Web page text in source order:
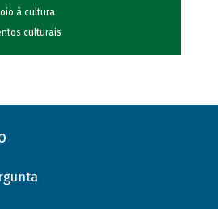
à cultura
culturais